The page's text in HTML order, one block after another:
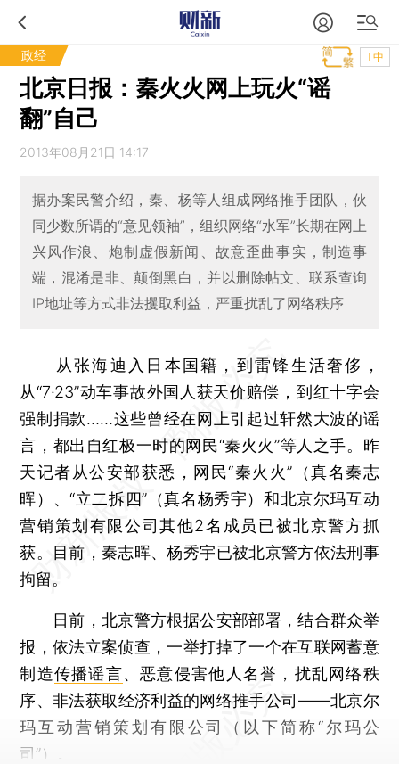
政经 T中
北京日报：秦火火网上玩火“谣
翻”自己
2013年08月21日 14:17
据办案民警介绍，秦、杨等人组成网络推手团队，伙
同少数所谓的“意见领袖”，组织网络“水军”长期在网上
兴风作浪、炮制虚假新闻、故意歪曲事实，制造事
端，混淆是非、颠倒黑白，并以删除帖文、联系查询
IP地址等方式非法攫取利益，严重扰乱了网络秩序
从张海迪入日本国籍，到雷锋生活奢侈，
从“7·23”动车事故外国人获天价赔偿，到红十字会
强制捐款……这些曾经在网上引起过轩然大波的谣
言，都出自红极一时的网民“秦火火”等人之手。昨
天记者从公安部获悉，网民“秦火火”（真名秦志
晖）、“立二拆四”（真名杨秀宇）和北京尔玛互动
营销策划有限公司其他2名成员已被北京警方抓
获。目前，秦志晖、杨秀宇已被北京警方依法刑事
拘留。
日前，北京警方根据公安部部署，结合群众举
报，依法立案侦查，一举打掉了一个在互联网蓄意
制造传播谣言、恶意侵害他人名誉，扰乱网络秩
序、非法获取经济利益的网络推手公司——北京尔
玛互动营销策划有限公司（以下简称“尔玛公
司”）。